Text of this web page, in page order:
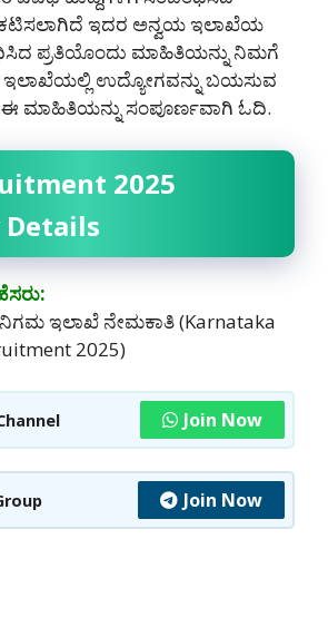
ಇದರ ಅನ್ವಯ ಇಲಾಖೆಯ
ಪ್ರತಿಯೊಂದು ಮಾಹಿತಿಯನ್ನು ನಿಮಗೆ
ಇಲಾಖೆಯಲ್ಲಿ ಉದ್ಯೋಗವನ್ನು ಬಯಸುವ
ಈ ಮಾಹಿತಿಯನ್ನು ಸಂಪೂರ್ಣವಾಗಿ ಓದಿ.
2025
Details
ಇಲಾಖೆ ನೇಮಕಾತಿ (Karnataka
2025)
Join Now
Join Now